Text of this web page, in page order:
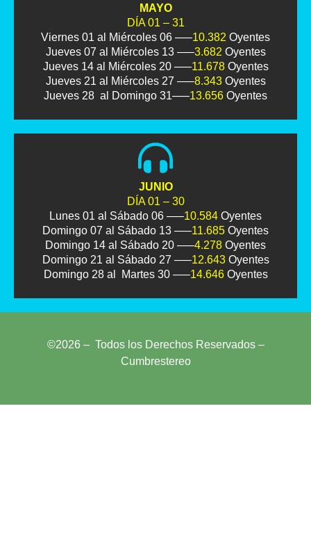
MAYO
DÍA 01 – 31
Viernes 01 al Miércoles 06 —–10.382 Oyentes
Jueves 07 al Miércoles 13 —–3.682 Oyentes
Jueves 14 al Miércoles 20 —–11.678Oyentes
Jueves 21 al Miércoles 27 —–8.343Oyentes
Jueves 28 al Domingo 31—–13.656 Oyentes
JUNIO
DÍA 01 – 30
Lunes 01 al Sábado 06 —–10.584 Oyentes
Domingo 07 al Sábado 13 —–11.685 Oyentes
Domingo 14 al Sábado 20 —–4.278 Oyentes
Domingo 21 al Sábado 27 —–12.643Oyentes
Domingo 28 al Martes 30 —–14.646Oyentes
©2026 – Todos los Derechos Reservados –
Cumbrestereo